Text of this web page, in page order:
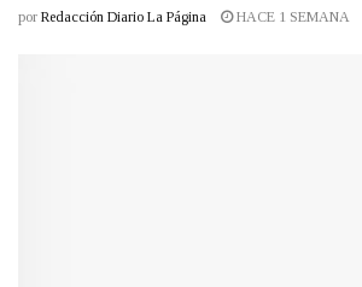
por Redacción Diario La Página HACE 1 SEMANA